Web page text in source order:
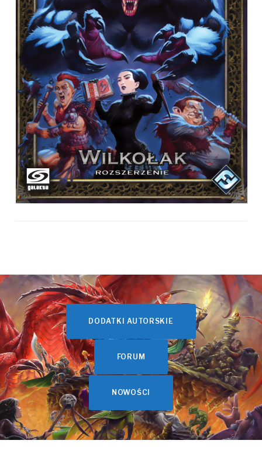
DODATKI AUTORSKIE
FORUM
NOWOŚCI